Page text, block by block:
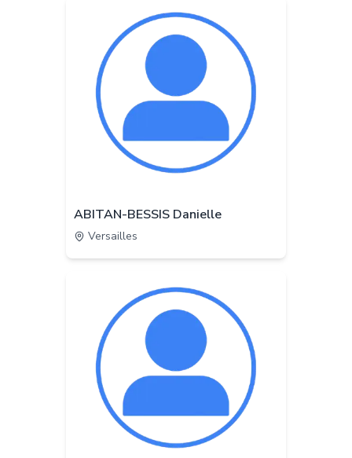
ABITAN-BESSIS Danielle
Versailles